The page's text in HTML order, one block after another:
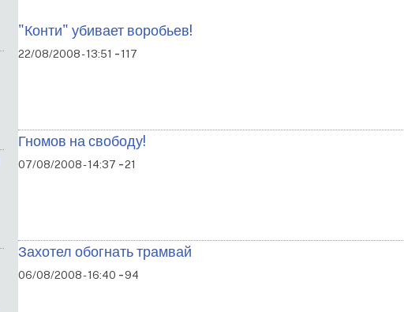
"Конти" убивает воробьев!
22/08/2008 - 13:51 -117
Гномов на свободу!
07/08/2008 - 14:37 -21
Захотел обогнать трамвай
06/08/2008 - 16:40 -94